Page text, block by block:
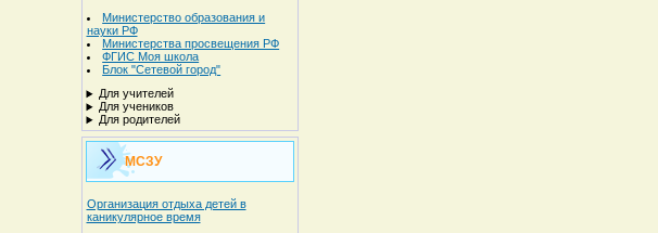
Министерство образования и
науки РФ
Министерства просвещения РФ
ФГИС Моя школа
Блок "Сетевой город"
Для учителей
Для учеников
Для родителей
МСЗУ
Организация отдыха детей в
каникулярное время